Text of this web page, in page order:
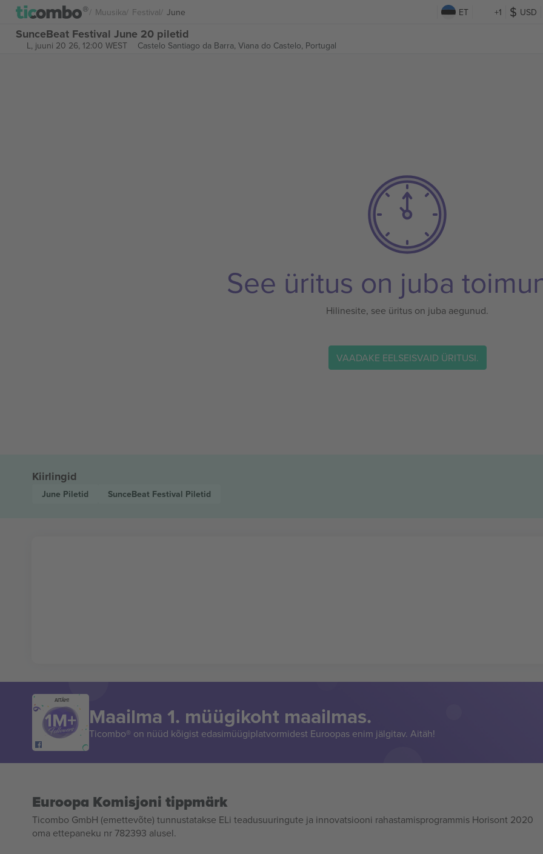
Muusika Festival June ET +1 USD
SunceBeat Festival June 20 piletid
L, juuni 20 26, 12:00 WEST Castelo Santiago da Barra, Viana do Castelo, Portugal
See üritus on juba
Hilinesite, see üritus on juba aegunud.
VAADAKE EELSEISVAID ÜRITUSI.
Kiirlingid
June Piletid SunceBeat Festival Piletid
AITÄH!
Maailma 1. müügikoht maailmas.
Ticombo® on nüüd kõigist edasimüügiplatvormidest Euroopas enim jälgitav. Aitäh!
Euroopa Komisjoni tippmärk
Ticombo GmbH (emettevõte) tunnustatakse ELi teadusuuringute ja innovatsiooni rahastamisprogrammis Horisont 2020
oma ettepaneku nr 782393 alusel.